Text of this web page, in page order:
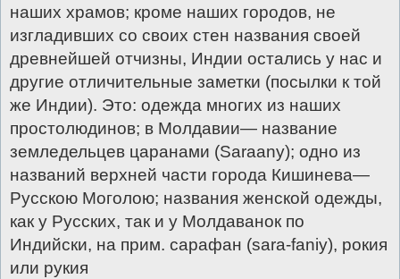
наших храмов; кроме наших городов, не
изгладивших со своих стен названия своей
древнейшей отчизны, Индии остались у нас и
другие отличительные заметки (посылки к той
же Индии). Это: одежда многих из наших
простолюдинов; в Молдавии— название
земледельцев царанами (Sаrааnу); одно из
названий верхней части города Кишинева—
Русскою Моголою; названия женской одежды,
как у Русских, так и у Молдаванок по
Индийски, на прим. сарафан (sаrа-fаniу), рокия
или рукия